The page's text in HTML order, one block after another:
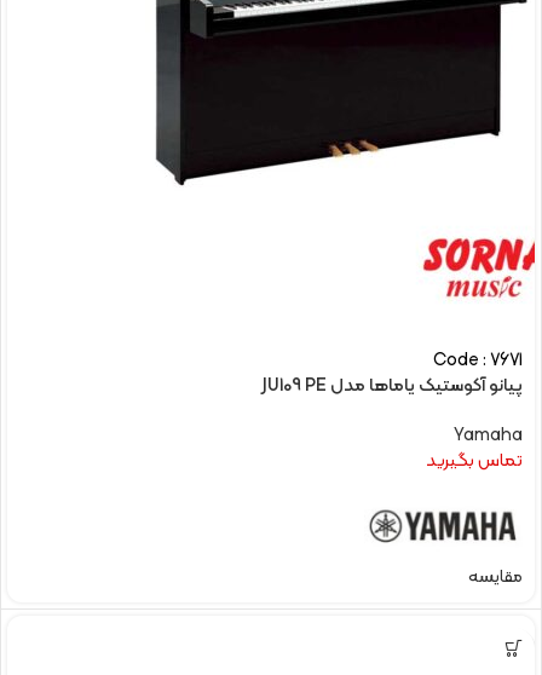
Code : 7671
پیانو آکوستیک یاماها مدل JU109 PE
Yamaha
تماس بگیرید
مقایسه